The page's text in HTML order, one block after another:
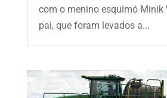
com o menino esquimó Minik
pai, que foram levados a...